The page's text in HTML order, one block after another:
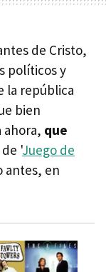
de Cristo,
políticos y
la república
bien
ahora, que
de 'Juego de
antes, en